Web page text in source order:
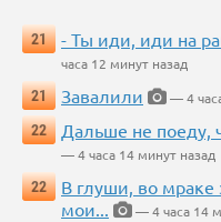
21 - Ты иди, иди на
часа 12 минут назад
21
Завалили
— 4
22
Дальше не поеду,
— 4 часа 14 минут назад
22
В глуши, во мраке
мои...
— 4 часа 14